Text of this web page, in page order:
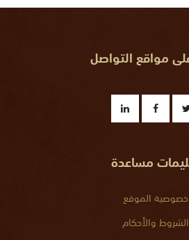
على مواقع التواصل
مساعدة
خصوصية الموقع
الشروط والأحكام